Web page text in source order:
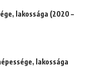
lakossága (2020 –
lakossága